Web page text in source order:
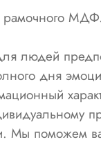
людей
дня
Мы поможем